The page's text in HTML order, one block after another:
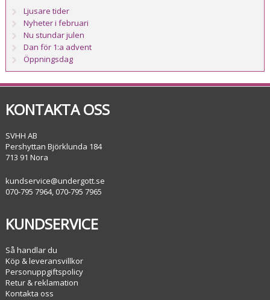
Ljusare tider
Nyheter i februari
Nu stundar julen
Dan för 1:a advent
Öppningsdag
KONTAKTA OSS
SVHH AB
Pershyttan Björklunda 184
713 91 Nora
kundservice@undergott.se
070-795 7964, 070-795 7965
KUNDSERVICE
Så handlar du
Köp & leveransvillkor
Personuppgiftspolicy
Retur & reklamation
Kontakta oss